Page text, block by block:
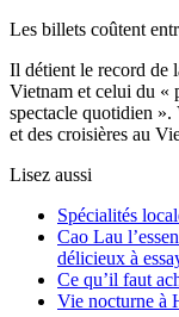
Les billets coûtent
Il détient le record de
Vietnam et celui du «
spectacle quotidien ».
et des croisières au
Lisez aussi
Spécialités
Cao Lau
délicieux à
Ce qu’il faut
Vie nocturne à